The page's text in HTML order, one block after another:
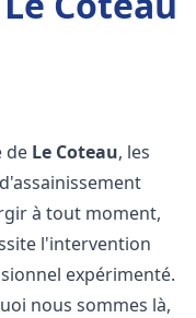
de Le Coteau, les
à tout moment,
l'intervention
expérimenté.
nous sommes là,